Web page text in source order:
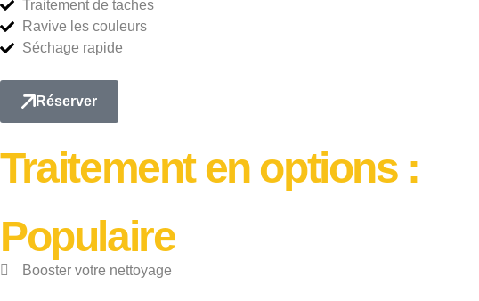
Traitement de taches
Ravive les couleurs
Séchage rapide
Réserver
Traitement en options :
Populaire
Booster votre nettoyage